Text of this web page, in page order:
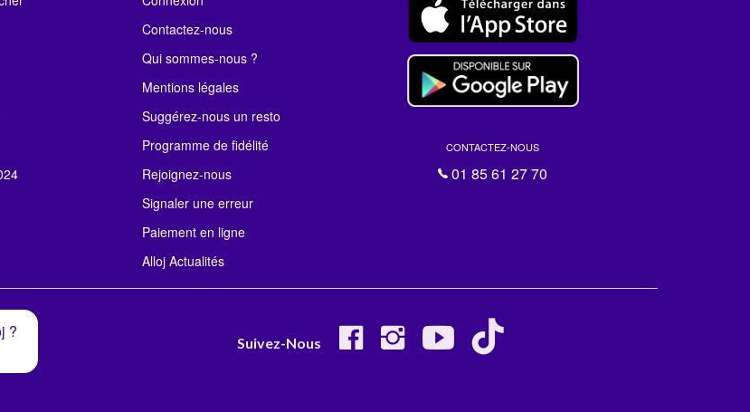
Contactez-nous
Qui sommes-nous ?
Mentions légales
Suggérez-nous un resto
Programme de fidélité
Rejoignez-nous
Signaler une erreur
Paiement en ligne
Alloj Actualités
CONTACTEZ-NOUS
01 85 61 27 70
?
Suivez-Nous